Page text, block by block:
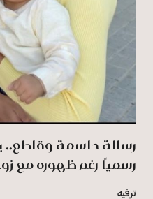
رسالة حاسمة وقاطع..
رسميًا رغم ظهوره مع
ترفيه